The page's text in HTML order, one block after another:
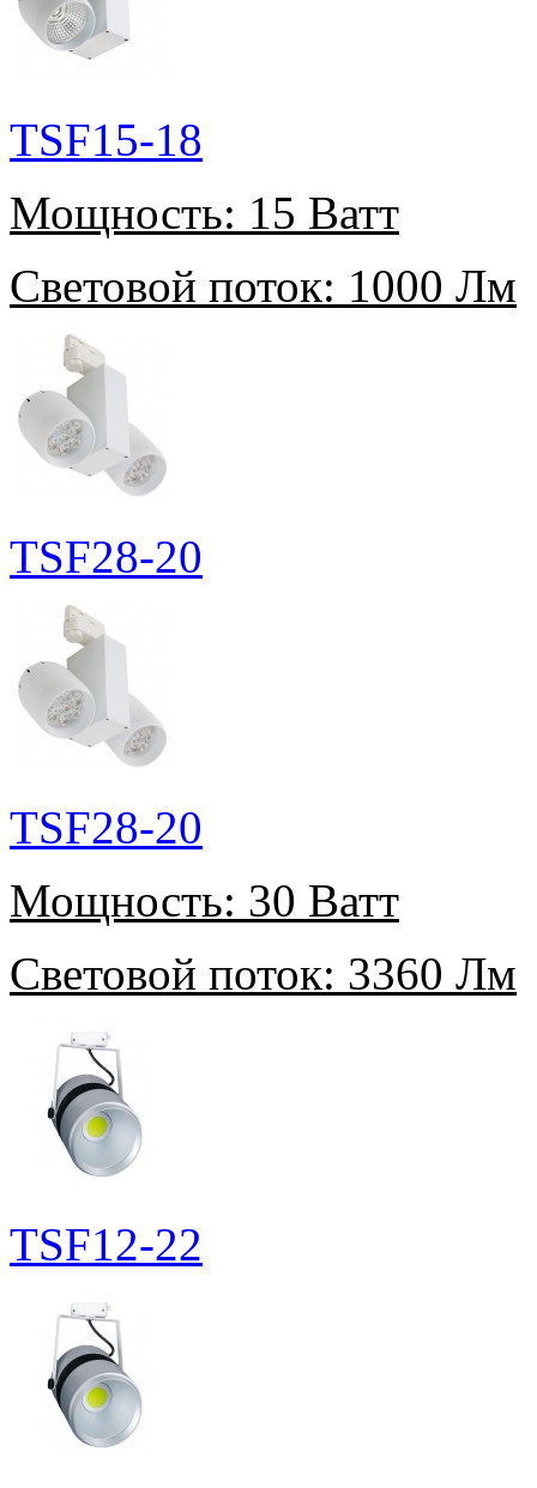
TSF15-18
Мощность: 15 Ватт
Световой поток: 1000 Лм
TSF28-20
TSF28-20
Мощность: 30 Ватт
Световой поток: 3360 Лм
TSF12-22